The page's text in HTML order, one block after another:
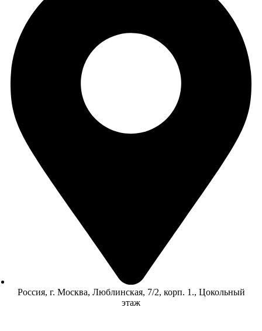
Россия, г. Москва, Люблинская, 7/2, корп. 1., Цокольный
этаж